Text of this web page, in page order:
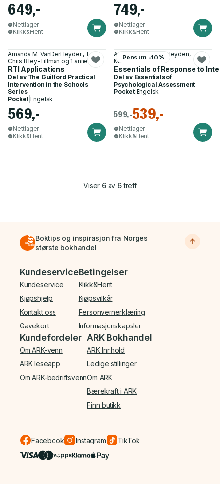
649,-
Nettlager
Klikk&Hent
749,-
Nettlager
Klikk&Hent
Amanda M. VanDerHeyden, T.
Chris Riley-Tillman og 1 annen
RTI Applications
Del av The Guilford Practical
Intervention in the Schools
Series
Pocket| Engelsk
569,-
Nettlager
Klikk&Hent
Pensum -10%
Amanda M. VanDerHeyden,
Matthew K. Burns
Essentials of Response to
Del av Essentials of
Psychological Assessment
Pocket| Engelsk
599,-539,-
Nettlager
Klikk&Hent
Viser 6av 6treff
Boktips og inspirasjon fra Norges
største bokhandel
Bunnmeny
Kundeservice
Kundeservice
Kjøpshjelp
Kontakt oss
Gavekort
Betingelser
Klikk&Hent
Kjøpsvilkår
Personvernerklæring
Informasjonskapsler
Kundefordeler
Om ARK-venn
ARK leseapp
Om ARK-bedriftsvenn
ARK Bokhandel
ARK Innhold
Ledige stillinger
Om ARK
Bærekraft i ARK
Finn butikk
Facebook Instagram TikTok